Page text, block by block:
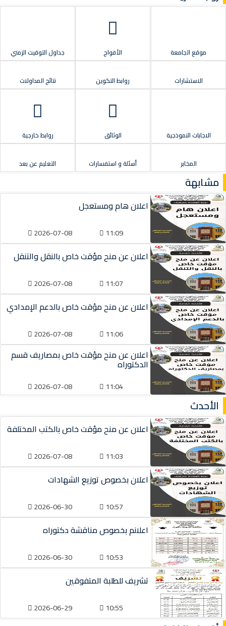
موقع الجامعة الأفواج جداول التوقيت الزمني
الاستشارات روابط التكوين نتائج المداولات
الاجابات النموذجية الوثائق روابط خارجية
المخابر أسئلة و استفسارات التعليم عن بعد
مشابهة
اعلان هام ومستعجل
11:09
2026-07-08
اعلان عن منح مؤقت خاص بالنقل والتنقل
11:07
2026-07-08
اعلان عن منح مؤقت خاص بالدعم الإمدادي
11:06
2026-07-08
اعلان عن منح مؤقت خاص بمصاريف قسم
الدكتوراه
11:04
2026-07-08
الأحدث
اعلان عن منح مؤقت خاص بالكتب المختلفة
11:03
2026-07-08
اعلان بخصوص توزيع الشهادات
10:57
2026-06-30
اعلانم بخصوص مناقشة دكتوراه
10:53
2026-06-30
تشريف للطلبة المتفوقين
10:55
2026-06-29